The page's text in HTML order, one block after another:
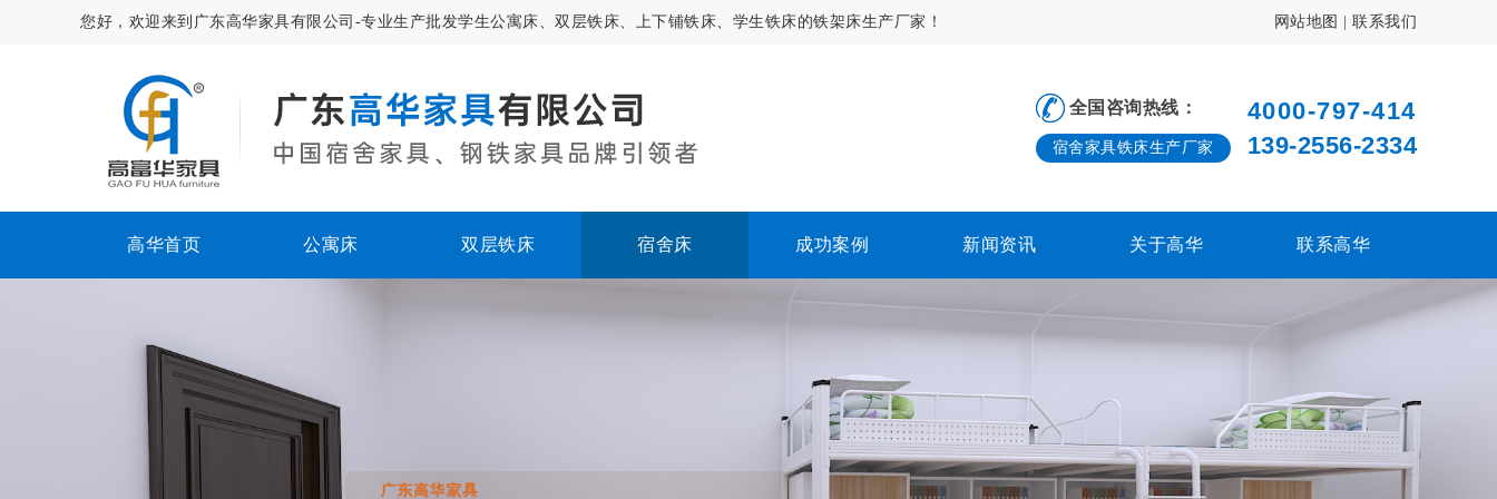
您好，欢迎来到广东高华家具有限公司-专业生产批发学生公寓床、双层铁床、上下铺铁床、学生铁床的铁架床生产厂家！ 网站地图 联系我们
全国咨询热线：
宿舍家具铁床生产厂家
4000-797-414
139-2556-2334
高华首页 公寓床 双层铁床 宿舍床 成功案例 新闻资讯 关于高华 联系高华